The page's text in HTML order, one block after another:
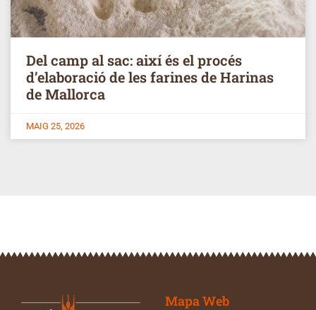
Del camp al sac: així és el procés
d’elaboració de les farines de Harinas
de Mallorca
MAIG 25, 2026
Mapa Web